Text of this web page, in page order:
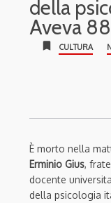
della
Aveva
bookmark CULTURA
È morto nella
Erminio Gius,
docente
della psicologia